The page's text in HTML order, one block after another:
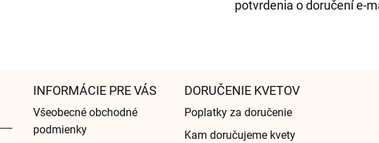
potvrdenia o doručení e-
INFORMÁCIE PRE VÁS
Všeobecné obchodné
podmienky
DORUČENIE KVETOV
Poplatky za doručenie
Kam doručujeme kvety